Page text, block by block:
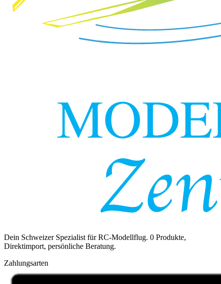
Dein Schweizer Spezialist für RC-Modellflug. 0 Produkte,
Direktimport, persönliche Beratung.
Zahlungsarten